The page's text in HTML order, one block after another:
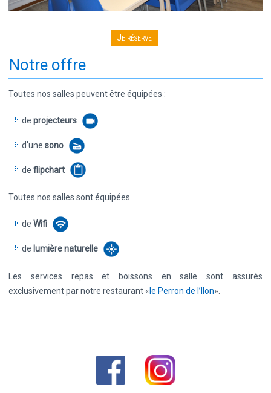
Je réserve
Notre offre
Toutes nos salles peuvent être équipées :
de projecteurs
d'unesono
deflipchart
Toutes nos salles sont équipées
deWifi
de lumière naturelle
Les services repas et boissons en salle sont assurés
exclusivement par notre restaurant « le Perron de l’Ilon».